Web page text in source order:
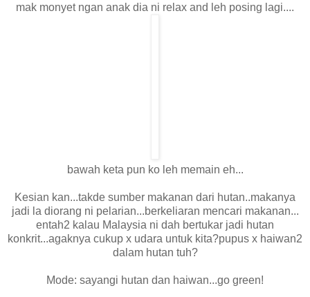
mak monyet ngan anak dia ni relax and leh posing lagi....
bawah keta pun ko leh memain eh...
Kesian kan...takde sumber makanan dari hutan..makanya
jadi la diorang ni pelarian...berkeliaran mencari makanan...
entah2 kalau Malaysia ni dah bertukar jadi hutan
konkrit...agaknya cukup x udara untuk kita?pupus x haiwan2
dalam hutan tuh?
Mode: sayangi hutan dan haiwan...go green!